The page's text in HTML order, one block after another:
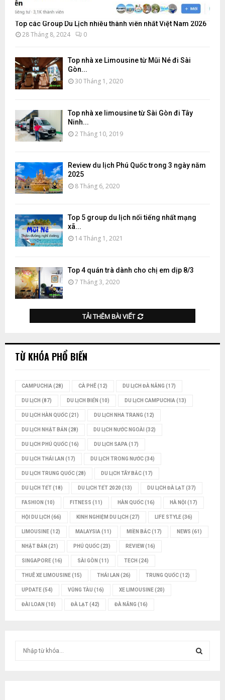
Top các Group Du Lịch nhiều thành viên nhất Việt Nam 2026
28 Tháng 8, 2024 0
Top nhà xe Limousine từ Mũi Né đi Sài
Gòn...
30 Tháng 1, 2020
Top nhà xe limousine từ Sài Gòn đi Tây
Ninh...
2 Tháng 10, 2019
Review du lịch Phú Quốc trong 3 ngày năm
2025
8 Tháng 6, 2020
Top 5 group du lịch nổi tiếng nhất mạng
xã...
14 Tháng 1, 2021
Top 4 quán trà dành cho chị em dịp 8/3
7 Tháng 3, 2020
TẢI THÊM BÀI VIẾT
TỪ KHÓA PHỔ BIẾN
CAMPUCHIA (28) CÀ PHÊ(12) DU LỊCH ĐÀ NẴNG (17)
DU LỊCH (87) DU LỊCH BIỂN (10) DU LỊCH CAMPUCHIA (13)
DU LỊCH HÀN QUỐC(21) DU LỊCH NHA TRANG (12)
DU LỊCH NHẬT BẢN (28) DU LỊCH NƯỚC NGOÀI (32)
DU LỊCH PHÚ QUỐC(16) DU LỊCH SAPA (17)
DU LỊCH THÁI LAN (17) DU LỊCH TRONG NƯỚC(34)
DU LỊCH TRUNG QUỐC(28) DU LỊCH TÂY BẮC(17)
DU LỊCH TẾT(18) DU LỊCH TẾT 2020 (13) DU LỊCH ĐÀ LẠT(37)
FASHION (10) FITNESS (11) HÀN QUỐC(16) HÀ NỘI (17)
HỘI DU LỊCH (66) KINH NGHIỆM DU LỊCH (27) LIFE STYLE(36)
LIMOUSINE(12) MALAYSIA (11) MIỀN BẮC(17) NEWS (61)
NHẬT BẢN (21) PHÚ QUỐC(23) REVIEW(16)
SINGAPORE(16) SÀI GÒN (11) TECH (24)
THUÊ XE LIMOUSINE(15) THÁI LAN (26) TRUNG QUỐC(12)
UPDATE(54) VŨNG TÀU (16) XE LIMOUSINE(20)
ĐÀI LOAN (10) ĐÀ LẠT(42) ĐÀ NẴNG (16)